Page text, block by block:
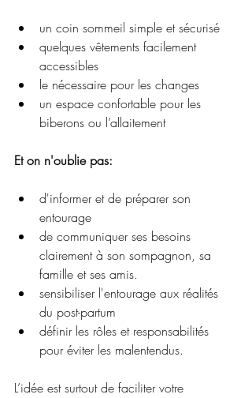
un coin sommeil simple et sécurisé
quelques vêtements facilement
accessibles
le nécessaire pour les changes
un espace confortable pour les
biberons ou l’allaitement
Et on n'oublie pas:
d'informer et de préparer son
entourage
de communiquer ses besoins
clairement à son sompagnon, sa
famille et ses amis.
sensibiliser l'entourage aux réalités
du post-partum
définir les rôles et responsabilités
pour éviter les malentendus.
L’idée est surtout de faciliter votre